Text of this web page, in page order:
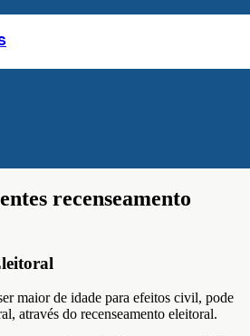
recenseamento
maior de idade para efeitos civil, pode
através do recenseamento eleitoral.